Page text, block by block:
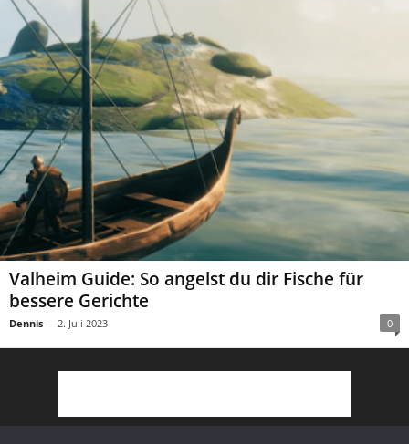
Valheim Guide: So angelst du dir Fische für
bessere Gerichte
Dennis - 2. Juli 2023 0